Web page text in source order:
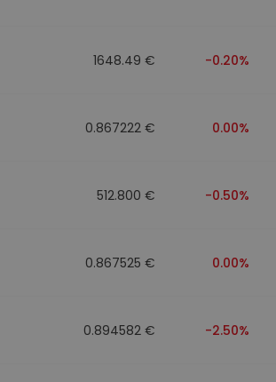
1648.49 € -0.20%
0.867222 € 0.00%
512.800 € -0.50%
0.867525 € 0.00%
0.894582 € -2.50%